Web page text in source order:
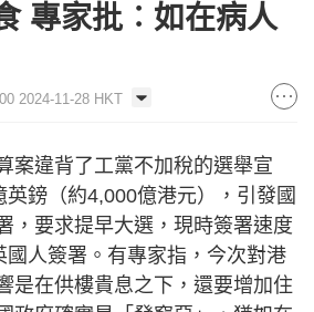
專家批︰如在病人
2024-11-28 HKT
案違背了工黨不加稅的選舉宣
鎊（約4,000億港元），引發國
，要求提早大選，現時簽署速度
國人簽署。有專家指，今次對港
是在供樓貴息之下，還要增加住